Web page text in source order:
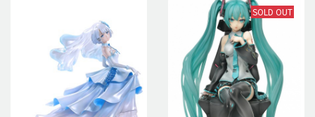
SOLD OUT